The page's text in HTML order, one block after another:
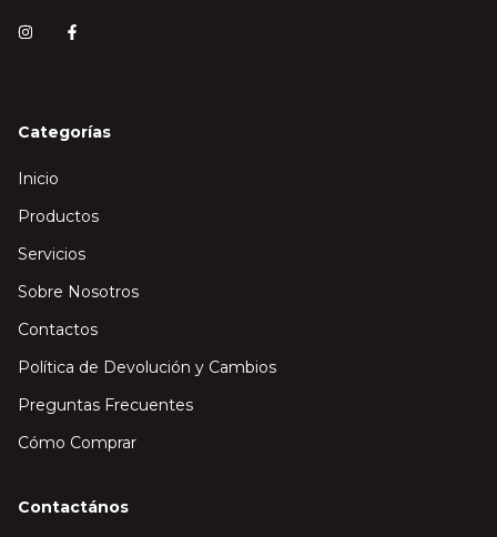
Categorías
Inicio
Productos
Servicios
Sobre Nosotros
Contactos
Política de Devolución y Cambios
Preguntas Frecuentes
Cómo Comprar
Contactános